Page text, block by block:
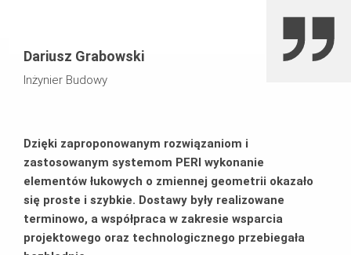
Dariusz Grabowski
Inżynier Budowy
Dzięki zaproponowanym rozwiązaniom i
zastosowanym systemom PERI wykonanie
elementów łukowych o zmiennej geometrii okazało
się proste i szybkie. Dostawy były realizowane
terminowo, a współpraca w zakresie wsparcia
projektowego oraz technologicznego przebiegała